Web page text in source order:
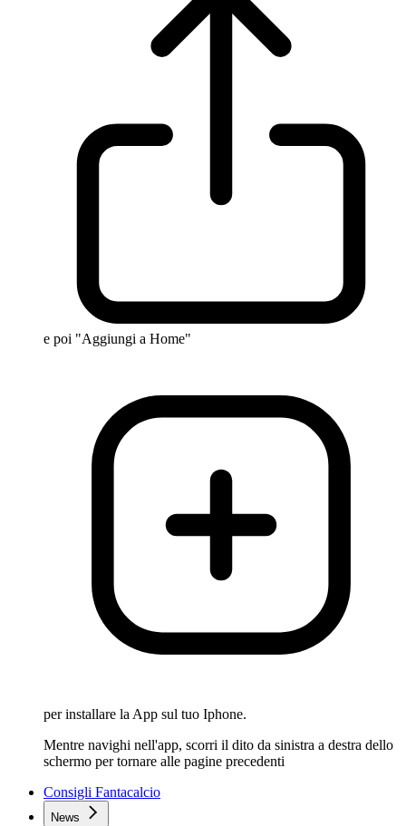
e poi "Aggiungi a Home"
per installare la App sul tuo Iphone.
Mentre navighi nell'app, scorri il dito da sinistra a destra dello
schermo per tornare alle pagine precedenti
Consigli Fantacalcio
News